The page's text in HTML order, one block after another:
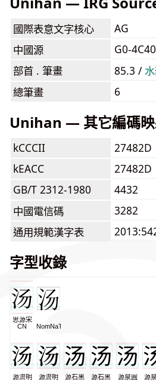
國際表意文字核心
AG
中國源
G0-4C40
部首 . 筆畫
85.3 /⽔
總筆畫
6
Unihan — 其它編碼
kCCCII
27482D
kEACC
27482D
GB/T 2312-1980
4432
中國電信碼
3282
通用規範漢字表
字型收錄
思源宋
CN
NomNaTong
源流明 源流明 源石黑 源石黑 源泉圓 源